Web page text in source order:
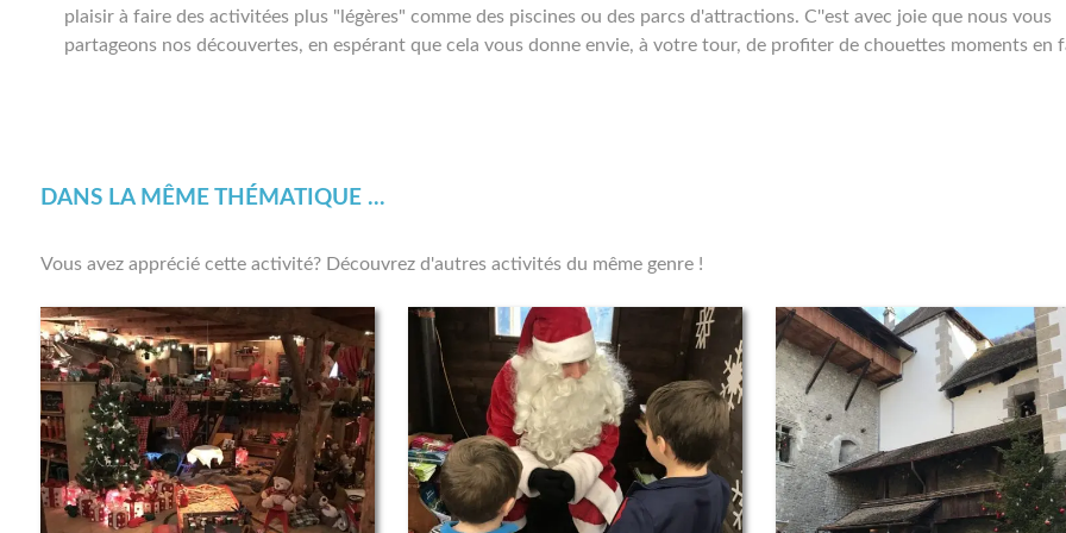
plaisir à faire des activitées plus "légères" comme des piscines ou des parcs d'attractions. C''est avec joie que nous vous
partageons nos découvertes, en espérant que cela vous donne envie, à votre tour, de profiter de chouettes moments en
DANS LA MÊME THÉMATIQUE ...
Vous avez apprécié cette activité? Découvrez d'autres activités du même genre !